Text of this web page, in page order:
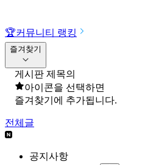
🏆커뮤니티 랭킹
즐겨찾기
게시판 제목의
아이콘을 선택하면
즐겨찾기에 추가됩니다.
전체글
공지사항